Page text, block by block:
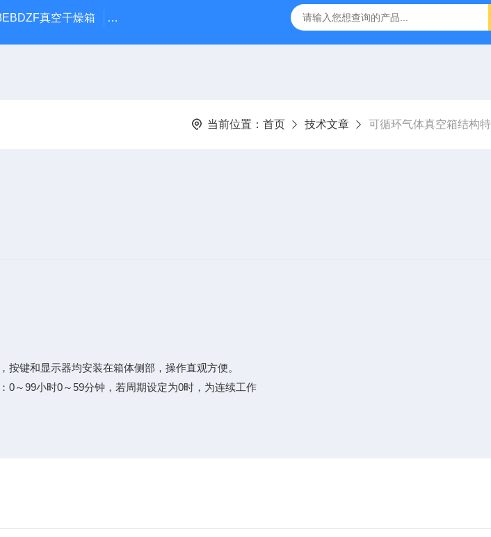
真空干燥箱 100*60颚式破碎机 JMB系列精密恒温电热板 恒温恒湿生化培养箱
当前位置： 首页 技术文章 可循环气体真空箱结构
键和显示器均安装在箱体侧部，操作直观方便。
0～99小时0～59分钟，若周期设定为0时，为连续工作